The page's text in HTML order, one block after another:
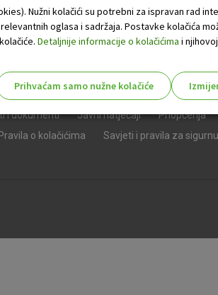
i dokumenti Javni natječaji Priopćenja
Pravila o kolačićima
Savjeti i pravila za
Nužni kolačići su potrebni za ispravan rad
oglasa i sadržaja. Postavke kolačića
Detaljnije informacije o kolačićima i
Prihvaćam samo nužne kolačiće